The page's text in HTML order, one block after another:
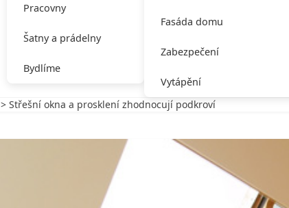
Pracovny
Šatny a prádelny
Bydlíme
Fasáda domu
Zabezpečení
Vytápění
> Střešní okna a prosklení zhodnocují podkroví